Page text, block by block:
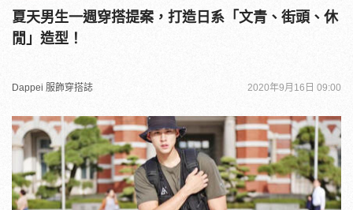
夏天男生一週穿搭提案，打造日系「文青、街頭、休
閒」造型！
Dappei 服飾穿搭誌 2020年9月16日 09:00